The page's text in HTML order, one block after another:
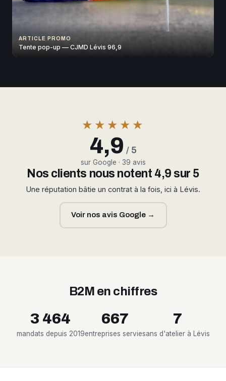
ARTICLE PROMO
Tente pop-up — CJMD Lévis 96,9
★★★★★
4,9 / 5
sur Google · 39 avis
Nos clients nous notent 4,9 sur 5
Une réputation bâtie un contrat à la fois, ici à Lévis.
Voir nos avis Google →
B2M en chiffres
3 464
mandats depuis 2019
667
entreprises servies
7
ans d'atelier à Lévis